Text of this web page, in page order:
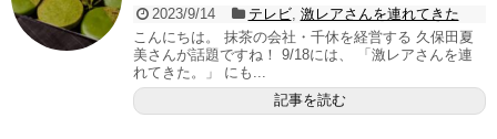
2023/9/14 テレビ, 激レアさんを連れてきた
こんにちは。 抹茶の会社・千休を経営する 久保田夏
美さんが話題ですね！ 9/18には、 「激レアさんを連
れてきた。」 にも...
記事を読む